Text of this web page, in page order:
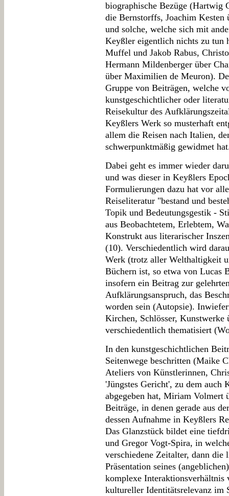
biographische Bezüge (Hartwig
die Bernstorffs, Joachim
und solche, welche sich mit
Keyßler eigentlich nichts zu tun
Muffel und Jakob Rabus,
Hermann Mildenberger über
über Maximilien de Meuron).
Gruppe von Beiträgen, welche
kunstgeschichtlicher oder
Reisekultur des
Keyßlers Werk so musterhaft
allem die Reisen nach Italien,
schwerpunktmäßig gewidmet
Dabei geht es immer wieder
und was dieser in Keyßlers
Formulierungen dazu hat vor
Reiseliteratur "bestand und
Topik und Bedeutungsgestik -
aus Beobachtetem, Erlebtem,
Konstrukt aus literarischer
(10). Verschiedentlich wird
Werk (trotz aller Welthaltigkeit
Büchern ist, so etwa von Lucas
insofern ein Beitrag zur
Aufklärungsanspruch, das
worden sein (Autopsie).
Kirchen, Schlösser,
verschiedentlich thematisiert
In den kunstgeschichtlichen
Seitenwege beschritten (Maike
Ateliers von Künstlerinnen,
'Jüngstes Gericht', zu dem auch
abgegeben hat, Miriam Volmert
Beiträge, in denen gerade aus
dessen Aufnahme in Keyßlers
Das Glanzstück bildet eine
und Gregor Vogt-Spira, in
verschiedene Zeitalter, dann die
Präsentation seines
komplexe Interaktionsverhältnis
kultureller Identitätsrelevanz im